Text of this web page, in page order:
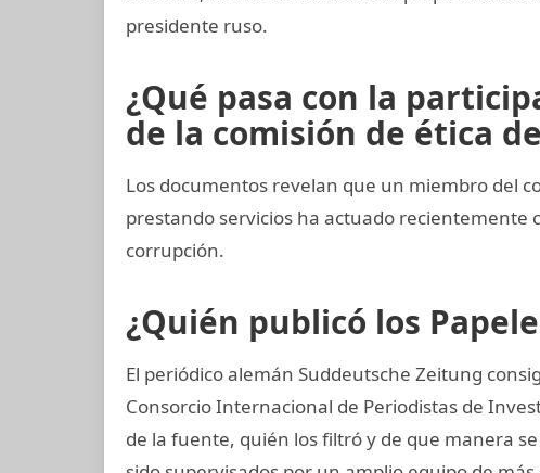
presidente ruso.
¿Qué pasa con la
de la comisión de ética
Los documentos revelan que un miembro del
prestando servicios ha actuado recientemente
corrupción.
¿Quién publicó los
El periódico alemán Suddeutsche Zeitung
Consorcio Internacional de Periodistas de
de la fuente, quién los filtró y de que manera